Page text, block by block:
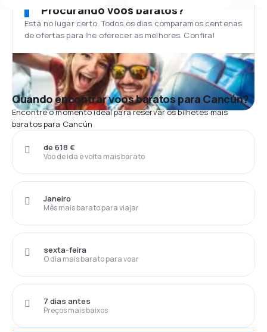
Procurando voos baratos?
Está no lugar certo. Todos os dias comparamos centenas
de ofertas para lhe oferecer as melhores. Confira!
Quando encontrar voos baratos para Cancún?
Encontre o momento ideal para reservar os bilhetes mais
baratos para Cancún
Voo de ida e volta mais barato
de 618 €
Mês mais barato para viajar
Janeiro
O dia mais barato para voar
sexta-feira
Preços mais baixos
7 dias antes